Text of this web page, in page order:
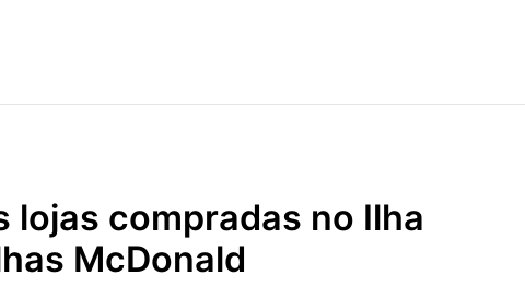
lojas compradas no Ilha
McDonald